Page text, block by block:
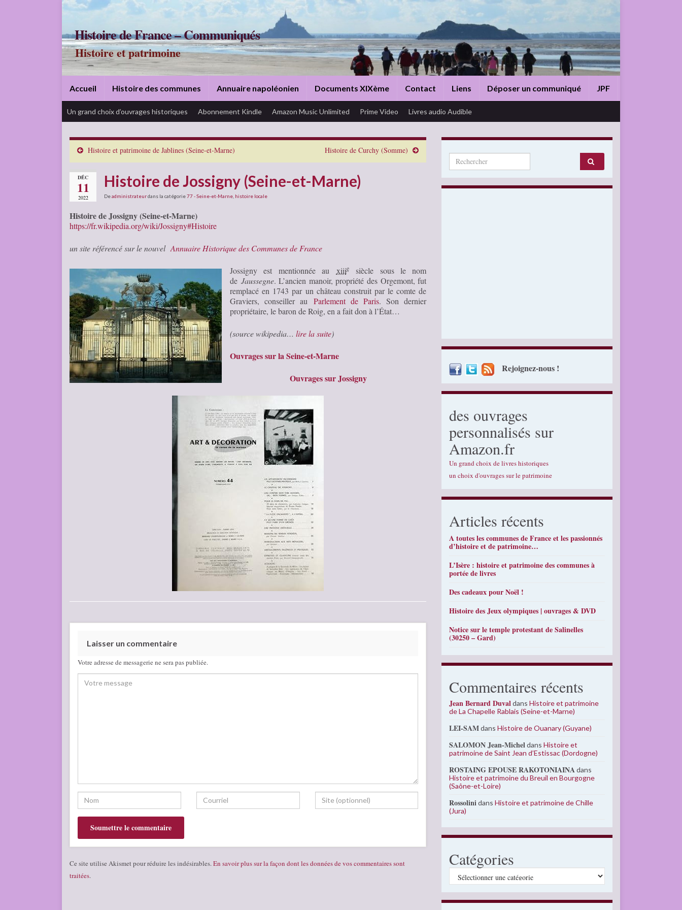
Histoire de France – Communiqués
Histoire et patrimoine
Accueil Histoire des communes Annuaire napoléonien Documents XIXème Contact Liens Déposer un communiqué JPF
Un grand choix d’ouvrages historiques Abonnement Kindle Amazon Music Unlimited Prime Video Livres audio Audible
Histoire et patrimoine de Jablines (Seine-et-Marne) Histoire de Curchy (Somme)
DÉC
11
2022
Histoire de Jossigny (Seine-et-Marne)
Deadministrateurdans la catégorie77 - Seine-et-Marne histoire locale
Histoire de Jossigny (Seine-et-Marne)
https://fr.wikipedia.org/wiki/Jossigny#Histoire
un site référencé sur le nouvel Annuaire Historique des Communes de France
Jossigny est mentionnée au xiiiesiècle sous le nom
de Jaussegne. L’ancien manoir, propriété des Orgemont, fut
remplacé en 1743 par un château construit par le comte de
Graviers, conseiller au Parlement de Paris. Son dernier
propriétaire, le baron de Roig, en a fait don à l’État…
(source wikipedia… lire la suite)
Ouvrages sur la Seine-et-Marne
Ouvrages sur Jossigny
Laisser un commentaire
Votre adresse de messagerie ne sera pas publiée.
Ce site utilise Akismet pour réduire les indésirables. En savoir plus sur la façon dont les données de vos commentaires sont
traitées.
Search for:
Rejoignez-nous !
des ouvrages
personnalisés sur
Amazon.fr
Un grand choix de livres historiques
un choix d'ouvrages sur le patrimoine
Articles récents
A toutes les communes de France et les passionnés
d’histoire et de patrimoine…
L’Isère : histoire et patrimoine des communes à
portée de livres
Des cadeaux pour Noël !
Histoire des Jeux olympiques | ouvrages & DVD
Notice sur le temple protestant de Salinelles
(30250 – Gard)
Commentaires récents
Jean Bernard DuvaldansHistoire et patrimoine
de La Chapelle Rablais (Seine-et-Marne)
LEI-SAMdansHistoire de Ouanary (Guyane)
SALOMON Jean-MicheldansHistoire et
patrimoine de Saint Jean d’Estissac (Dordogne)
ROSTAING EPOUSE RAKOTONIAINAdans
Histoire et patrimoine du Breuil en Bourgogne
(Saône-et-Loire)
RossolinidansHistoire et patrimoine de Chille
(Jura)
Catégories
Catégories